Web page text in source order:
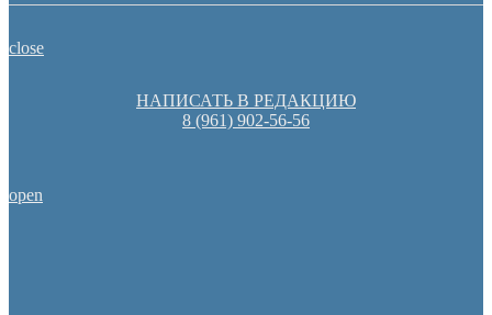
close
НАПИСАТЬ В РЕДАКЦИЮ
8 (961) 902-56-56
open